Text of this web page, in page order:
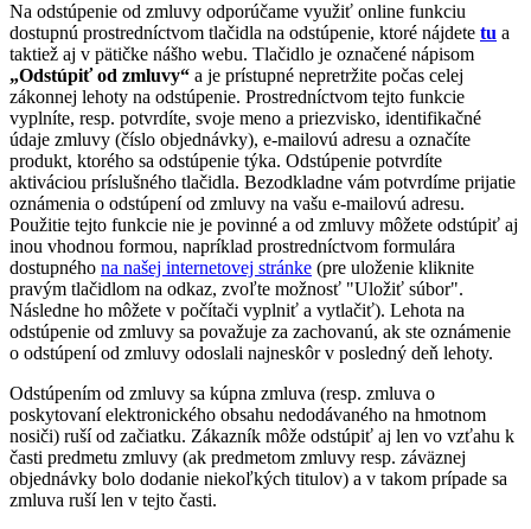
Na odstúpenie od zmluvy odporúčame využiť online funkciu
dostupnú prostredníctvom tlačidla na odstúpenie, ktoré nájdete tu a
taktiež aj v pätičke nášho webu. Tlačidlo je označené nápisom
„Odstúpiť od zmluvy“ a je prístupné nepretržite počas celej
zákonnej lehoty na odstúpenie. Prostredníctvom tejto funkcie
vyplníte, resp. potvrdíte, svoje meno a priezvisko, identifikačné
údaje zmluvy (číslo objednávky), e-mailovú adresu a označíte
produkt, ktorého sa odstúpenie týka. Odstúpenie potvrdíte
aktiváciou príslušného tlačidla. Bezodkladne vám potvrdíme prijatie
oznámenia o odstúpení od zmluvy na vašu e-mailovú adresu.
Použitie tejto funkcie nie je povinné a od zmluvy môžete odstúpiť aj
inou vhodnou formou, napríklad prostredníctvom formulára
dostupného na našej internetovej stránke (pre uloženie kliknite
pravým tlačidlom na odkaz, zvoľte možnosť "Uložiť súbor".
Následne ho môžete v počítači vyplniť a vytlačiť). Lehota na
odstúpenie od zmluvy sa považuje za zachovanú, ak ste oznámenie
o odstúpení od zmluvy odoslali najneskôr v posledný deň lehoty.
Odstúpením od zmluvy sa kúpna zmluva (resp. zmluva o
poskytovaní elektronického obsahu nedodávaného na hmotnom
nosiči) ruší od začiatku. Zákazník môže odstúpiť aj len vo vzťahu k
časti predmetu zmluvy (ak predmetom zmluvy resp. záväznej
objednávky bolo dodanie niekoľkých titulov) a v takom prípade sa
zmluva ruší len v tejto časti.